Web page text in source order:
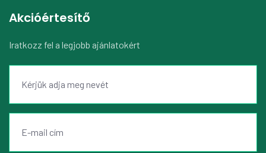
Akcióértesítő
Iratkozz fel a legjobb ajánlatokért